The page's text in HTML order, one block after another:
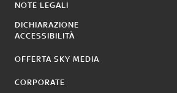
NOTE LEGALI
DICHIARAZIONE
ACCESSIBILITÀ
OFFERTA SKY MEDIA
CORPORATE